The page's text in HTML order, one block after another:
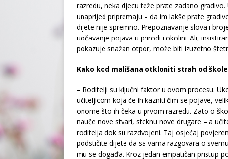
razredu, neka djecu teže prate zadano
unaprijed pripremaju – da im lakše prate
dijete nije spremno. Prepoznavanje slova i
uočavanje pojava u prirodi i okolini. Ali,
pokazuje snažan otpor, može biti izuzetno
Kako kod mališana otkloniti strah od
– Roditelji su ključni faktor u ovom procesu.
učiteljicom koja će ih kazniti čim se pojave,
onome što ih čeka u prvom razredu. Zato o
nauče nove stvari, steknu nove drugare – a
roditelja dok su razdvojeni. Taj osjećaj
podstičite dijete da sa vama razgovara o
mu se događa. Kroz jedan empatičan pristup